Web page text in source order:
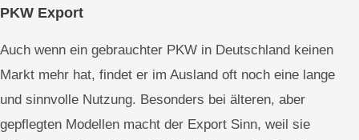
PKW Export
Auch wenn ein gebrauchter PKW in Deutschland keinen
Markt mehr hat, findet er im Ausland oft noch eine lange
und sinnvolle Nutzung. Besonders bei älteren, aber
gepflegten Modellen macht der Export Sinn, weil sie